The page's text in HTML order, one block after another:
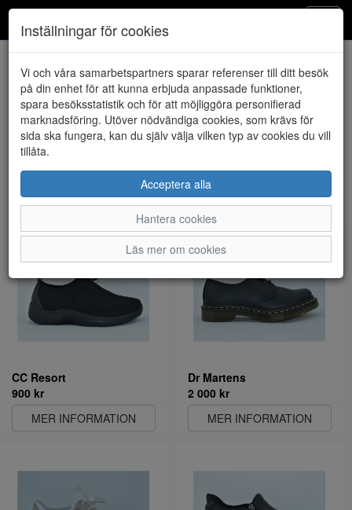
Dam - Lågskor (62
artiklar)
Sortera efter:
CC Resort
900 kr
MER INFORMATION
Dr Martens
2 000 kr
MER INFORMATION
Inställningar för cookies
Vi och våra samarbetspartners sparar referenser till ditt besök
på din enhet för att kunna erbjuda anpassade funktioner,
spara besöksstatistik och för att möjliggöra personifierad
marknadsföring. Utöver nödvändiga cookies, som krävs för
sida ska fungera, kan du själv välja vilken typ av cookies du vill
tillåta.
Acceptera alla
Hantera cookies
Läs mer om cookies